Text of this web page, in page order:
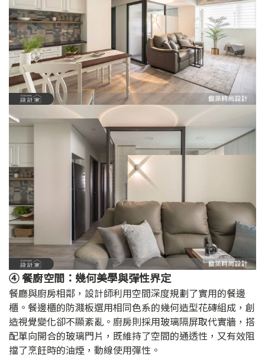
④ 餐廚空間：幾何美學與彈性界定
餐廳與廚房相鄰，設計師利用空間深度規劃了實用的餐邊
櫃。餐邊櫃的防濺板選用相同色系的幾何造型花磚組成，創
造視覺變化卻不顯紊亂。廚房則採用玻璃隔屏取代實牆，搭
配單向開合的玻璃門片，既維持了空間的通透性，又有效阻
擋了烹飪時的油煙，動線使用彈性。